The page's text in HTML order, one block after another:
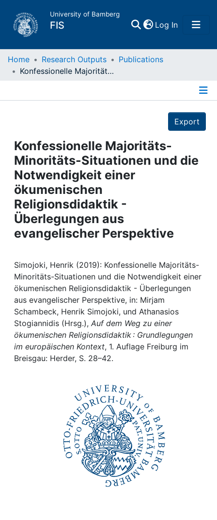
University of Bamberg
FIS Log In(current)
Home
Projects
People
Institutions
Awards
My FIS
Help
Home Research Outputs
Publications
Konfessionelle Majoritäts-Minoritäts-Situationen und die Notwendigkeit einer ökumenischen Religionsdidaktik - Überlegungen aus evangelischer Perspektive
Export
Konfessionelle Majoritäts-
Minoritäts-Situationen und die
Notwendigkeit einer
ökumenischen
Religionsdidaktik -
Überlegungen aus
evangelischer Perspektive
Simojoki, Henrik (2019): Konfessionelle Majoritäts-
Minoritäts-Situationen und die Notwendigkeit einer
ökumenischen Religionsdidaktik - Überlegungen
aus evangelischer Perspektive, in: Mirjam
Schambeck, Henrik Simojoki, und Athanasios
Stogiannidis (Hrsg.), Auf dem Weg zu einer
ökumenischen Religionsdidaktik : Grundlegungen
im europäischen Kontext, 1. Auflage Freiburg im
Breisgau: Herder, S. 28–42.